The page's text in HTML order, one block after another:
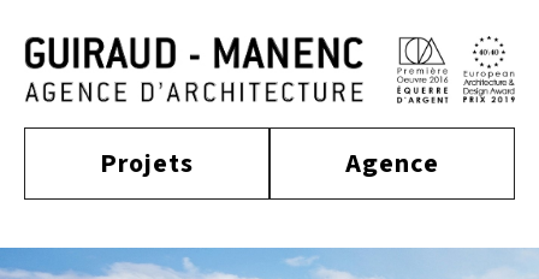
Projets Agence
construit
actualité